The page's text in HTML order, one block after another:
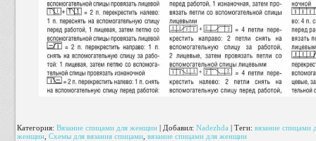
Категория: Вязание спицами для женщин | Добавил: Nadezhda | Теги: вязание
женщин Схемы для вязания спицами вязание спицами для женщин